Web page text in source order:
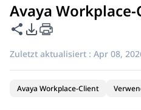
Avaya
Diese Seite teilen
PDF-Exportoptionen
Zuletzt aktualisiert : Apr 08,
Avaya Workplace-Client